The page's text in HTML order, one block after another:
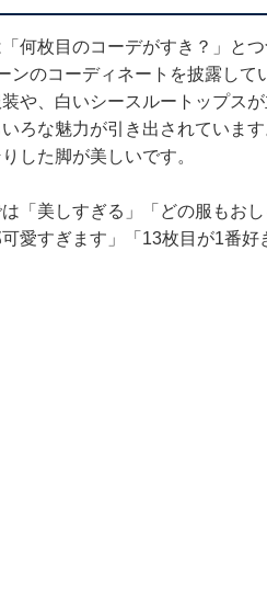
何枚目のコーデがすき？」と
ンのコーディネートを披露し
装や、白いシースルートップス
ろな魅力が引き出されていま
した脚が美しいです。
「美しすぎる」「どの服もお
愛すぎます」「13枚目が1番好